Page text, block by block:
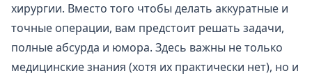
хирургии. Вместо того чтобы делать аккуратные и
точные операции, вам предстоит решать задачи,
полные абсурда и юмора. Здесь важны не только
медицинские знания (хотя их практически нет), но и